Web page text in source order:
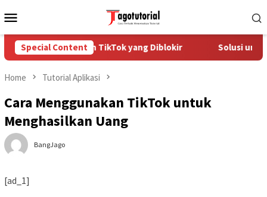
to
Menu
Special Content
Cara Mengatasi Akun TikTok yang Diblokir Solusi untuk
Home Tutorial Aplikasi
Cara Menggunakan TikTok untuk
Menghasilkan Uang
BangJago
[ad_1]